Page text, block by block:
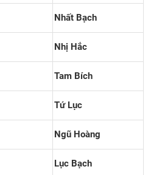
Nhất Bạch
Nhị Hắc
Tam Bích
Tứ Lục
Ngũ Hoàng
Lục Bạch